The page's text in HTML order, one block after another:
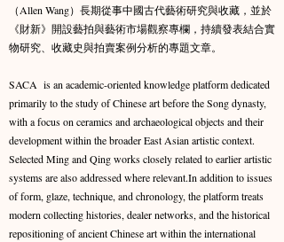
（Allen Wang）長期從事中國古代藝術研究與收藏，並於
《財新》開設藝拍與藝術市場觀察專欄，持續發表結合實
物研究、收藏史與拍賣案例分析的專題文章。
SACA is an academic-oriented knowledge platform dedicated
primarily to the study of Chinese art before the Song dynasty,
with a focus on ceramics and archaeological objects and their
development within the broader East Asian artistic context.
Selected Ming and Qing works closely related to earlier artistic
systems are also addressed where relevant.​In addition to issues
of form, glaze, technique, and chronology, the platform treats
modern collecting histories, dealer networks, and the historical
repositioning of ancient Chinese art within the international